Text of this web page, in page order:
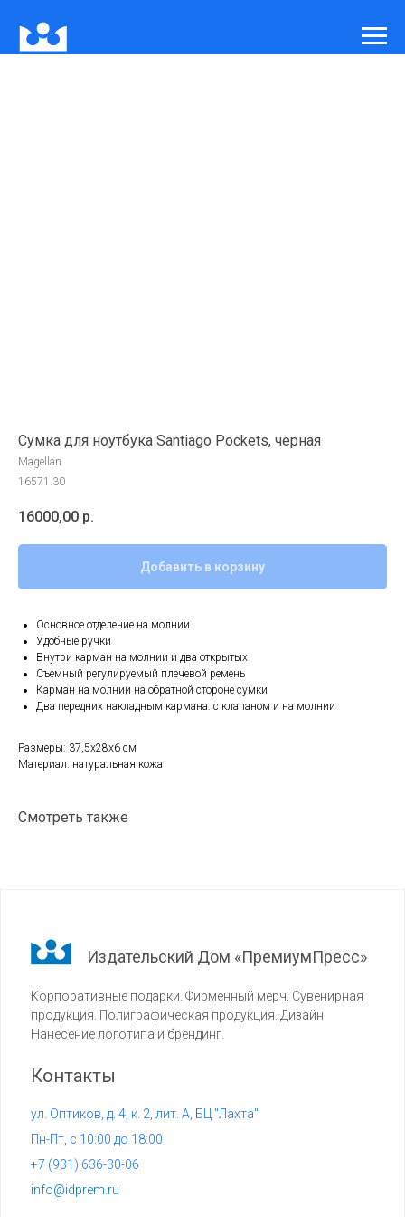
Сумка для ноутбука Santiago Pockets, черная
Magellan
16571.30
16000,00 р.
Добавить в корзину
Основное отделение на молнии
Удобные ручки
Внутри карман на молнии и два открытых
Съемный регулируемый плечевой ремень
Карман на молнии на обратной стороне сумки
Два передних накладным кармана: с клапаном и на молнии
Размеры: 37,5х28х6 см
Материал: натуральная кожа
Смотреть также
Издательский Дом «ПремиумПресс»
Корпоративные подарки. Фирменный мерч. Сувенирная
продукция. Полиграфическая продукция. Дизайн.
Нанесение логотипа и брендинг.
info@idprem.ru
Контакты
+7 (931) 636-30-06
ул. Оптиков, д. 4, к. 2, лит. А, БЦ "Лахта"
Пн-Пт, с 10:00 до 18:00